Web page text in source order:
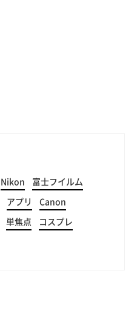
Nikon 富士フイルム
アプリ Canon
単焦点 コスプレ